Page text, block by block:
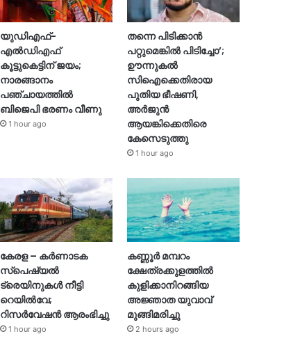
യുഡിഎഫ്-
എൽഡിഎഫ്
കൂട്ടുകെട്ടിന് ജയം;
നാരങ്ങാനം
പഞ്ചായത്തില്‍
ബിജെപി ഭരണം വീണു
1 hour ago
തന്നെ പിടിക്കാൻ
പറ്റുമെങ്കിൽ പിടിച്ചോ’;
ഊന്നുകൽ
സിഐക്കെതിരായ
പുതിയ ഭീഷണി,
അർജുൻ
ആയങ്കിക്കെതിരെ
കേസെടുത്തു
1 hour ago
കേരള – കർണാടക
സ്പെഷ്യൽ
ട്രെയിനുകൾ നീട്ടി
റെയിൽവേ;
റിസർവേഷൻ ആരംഭിച്ചു
1 hour ago
കണ്ണൂർ മമ്പറം
ക്ഷേത്രക്കുളത്തിൽ
കുളിക്കാനിറങ്ങിയ
അജ്ഞാത യുവാവ്
മുങ്ങിമരിച്ചു
2 hours ago